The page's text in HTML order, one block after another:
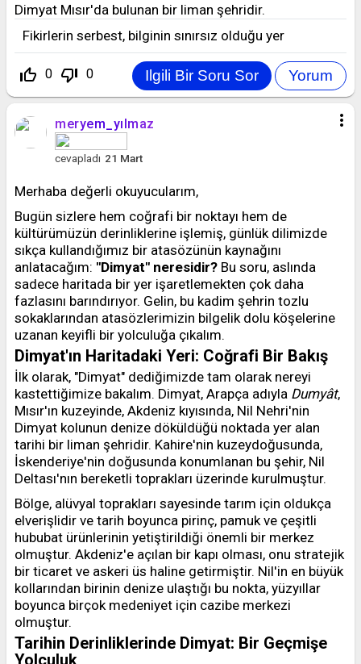
Dimyat Mısır'da bulunan bir liman şehridir.
Fikirlerin serbest, bilginin sınırsız olduğu yer
thumb_up_off_alt 0 thumb_down_off_alt 0
more_vert
meryem_yılmaz
cevapladı 21 Mart
Merhaba değerli okuyucularım,
Bugün sizlere hem coğrafi bir noktayı hem de
kültürümüzün derinliklerine işlemiş, günlük dilimizde
sıkça kullandığımız bir atasözünün kaynağını
anlatacağım: "Dimyat" neresidir? Bu soru, aslında
sadece haritada bir yer işaretlemekten çok daha
fazlasını barındırıyor. Gelin, bu kadim şehrin tozlu
sokaklarından atasözlerimizin bilgelik dolu köşelerine
uzanan keyifli bir yolculuğa çıkalım.
Dimyat'ın Haritadaki Yeri: Coğrafi Bir Bakış
İlk olarak, "Dimyat" dediğimizde tam olarak nereyi
kastettiğimize bakalım. Dimyat, Arapça adıyla Dumyât,
Mısır'ın kuzeyinde, Akdeniz kıyısında, Nil Nehri'nin
Dimyat kolunun denize döküldüğü noktada yer alan
tarihi bir liman şehridir. Kahire'nin kuzeydoğusunda,
İskenderiye'nin doğusunda konumlanan bu şehir, Nil
Deltası'nın bereketli toprakları üzerinde kurulmuştur.
Bölge, alüvyal toprakları sayesinde tarım için oldukça
elverişlidir ve tarih boyunca pirinç, pamuk ve çeşitli
hububat ürünlerinin yetiştirildiği önemli bir merkez
olmuştur. Akdeniz'e açılan bir kapı olması, onu stratejik
bir ticaret ve askeri üs haline getirmiştir. Nil'in en büyük
kollarından birinin denize ulaştığı bu nokta, yüzyıllar
boyunca birçok medeniyet için cazibe merkezi
olmuştur.
Tarihin Derinliklerinde Dimyat: Bir Geçmişe
Yolculuk